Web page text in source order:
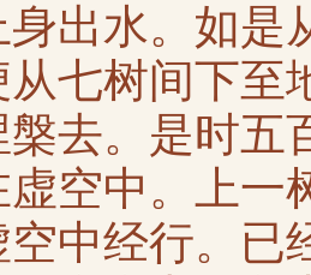
出水。如是
七树间下至
去。是时五
虚空中。上一
空中经行。已